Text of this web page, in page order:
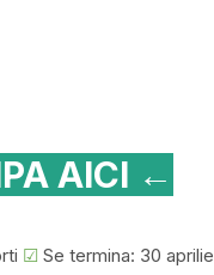
AICI ←
☑ Se termina: 30 aprilie